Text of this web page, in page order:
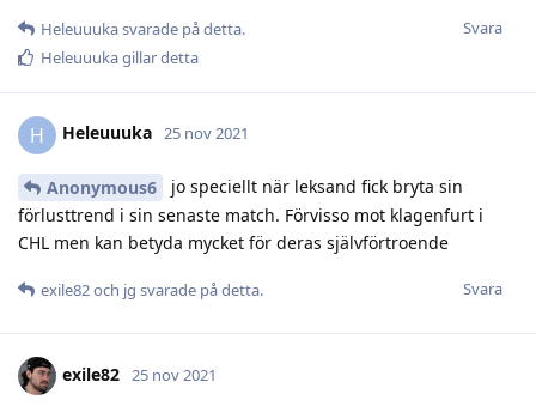
Svara
Heleuuukasvarade på detta.
Heleuuukagillar detta
H Heleuuuka 25 nov 2021
Anonymous6
jo speciellt när leksand fick bryta sin
förlusttrend i sin senaste match. Förvisso mot klagenfurt i
CHL men kan betyda mycket för deras självförtroende
Svara
exile82och jg svarade på detta.
exile82 25 nov 2021